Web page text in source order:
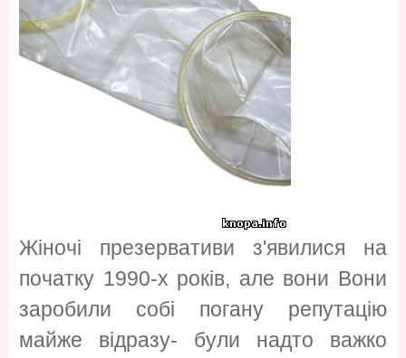
Жіночі презервативи з'явилися на
початку 1990-х років, але вони Вони
заробили собі погану репутацію
майже відразу- були надто важко